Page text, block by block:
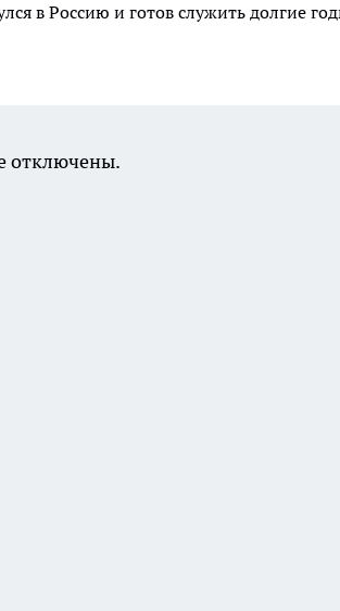
в Россию и готов служить долгие
отключены.